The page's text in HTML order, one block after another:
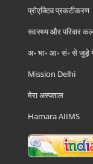
प्रोएक्टिव प्रकटीकरण
स्वास्थ्य और परिवार
अ॰ भा॰ आ॰ सं॰ से जुड़े
Mission Delhi
मेरा अस्पताल
Hamara AIIMS